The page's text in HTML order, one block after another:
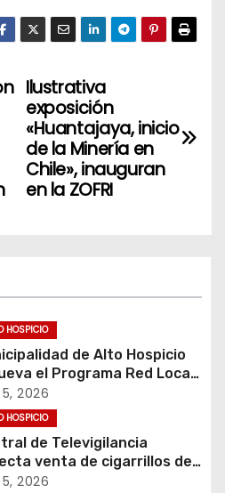
Ilustrativa
exposición
«Huantajaya, inicio
de la Minería en
Chile», inauguran
en la ZOFRI
HOSPICIO
de Alto Hospicio
el Programa Red Local
y Cuidados
2026
HOSPICIO
de Televigilancia
venta de cigarrillos de
y permite
2026